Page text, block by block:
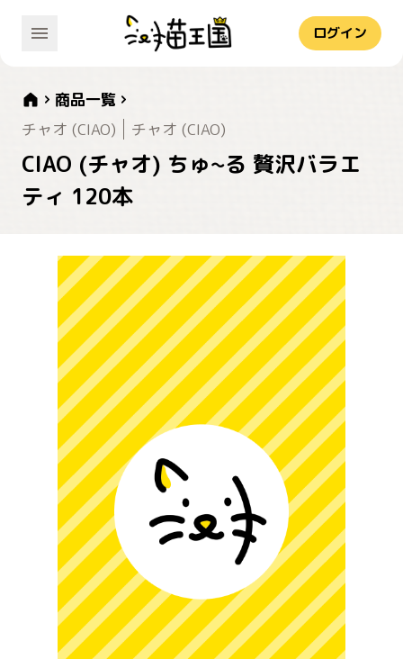
ログイン
商品一覧
チャオ (CIAO)
チャオ (CIAO)
CIAO (チャオ) ちゅ~る 贅沢バラエ
ティ 120本